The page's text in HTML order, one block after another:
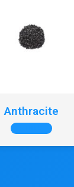
Anthracite